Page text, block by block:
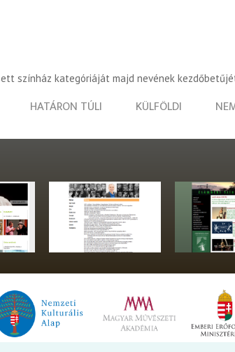
színház kategóriáját majd nevének
HATÁRON TÚLI KÜLFÖLDI